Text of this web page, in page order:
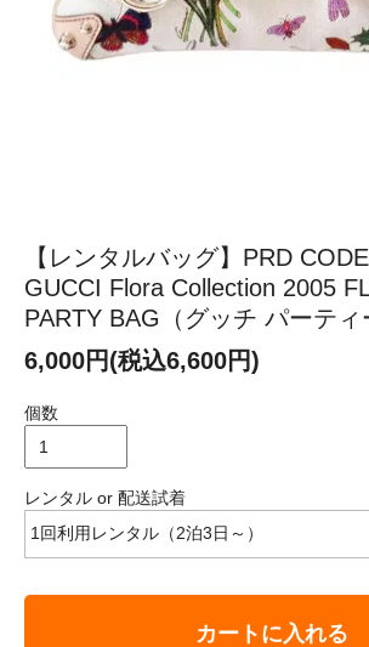
【レンタルバッグ】PRD
GUCCI Flora Collection 2005
PARTY BAG（グッチ パーティ
6,000円(税込6,600円)
個数
レンタル or 配送試着
カートに入れる